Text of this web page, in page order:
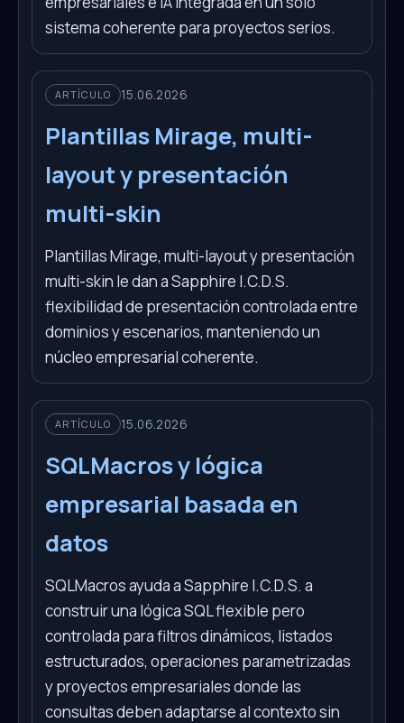
sistema coherente para proyectos serios.
ARTÍCULO 15.06.2026
Plantillas Mirage, multi-
layout y presentación
multi-skin
Plantillas Mirage, multi-layout y presentación
multi-skin le dan a Sapphire I.C.D.S.
flexibilidad de presentación controlada entre
dominios y escenarios, manteniendo un
núcleo empresarial coherente.
ARTÍCULO 15.06.2026
SQLMacros y lógica
empresarial basada en
datos
SQLMacros ayuda a Sapphire I.C.D.S. a
construir una lógica SQL flexible pero
controlada para filtros dinámicos, listados
estructurados, operaciones parametrizadas
y proyectos empresariales donde las
consultas deben adaptarse al contexto sin